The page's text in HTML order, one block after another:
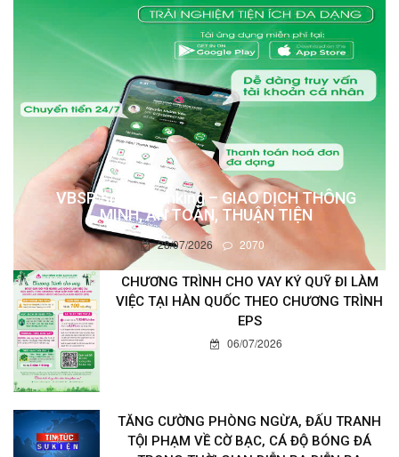
VBSP Smart Banking – GIAO DỊCH THÔNG
MINH, AN TOÀN, THUẬN TIỆN
28/07/2026 2070
CHƯƠNG TRÌNH CHO VAY KÝ QUỸ ĐI LÀM
VIỆC TẠI HÀN QUỐC THEO CHƯƠNG TRÌNH
EPS
06/07/2026
TĂNG CƯỜNG PHÒNG NGỪA, ĐẤU TRANH
TỘI PHẠM VỀ CỜ BẠC, CÁ ĐỘ BÓNG ĐÁ